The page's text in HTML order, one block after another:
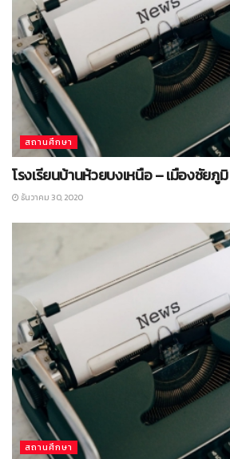
สถานศึกษา
โรงเรียนบ้านห้วยบงเหนือ – เมืองชัยภู
ธันวาคม 30, 2020
สถานศึกษา